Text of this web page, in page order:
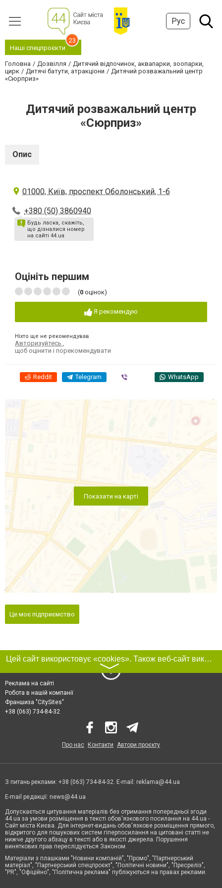
Рус
Наші спецпроєкти
23
Головна Дозвілля
Дитячий відпочинок, аквапарки, зоопарки,
цирк
Дитячі батути, атракціони
Дитячий розважальний центр
«Сюрприз»
Дитячий розважальний центр
«Сюрприз»
Опис
01000, Київ, проспект Оболонський, 1-б
+380 (50) 3860940
Будь ласка, скажіть,
що дізналися номер
на сайті 44.ua
Оцініть першим
(0 оцінок)
Я рекомендую
Ніхто ще не рекомендував
Авторизуйтесь
щоб оцінити і порекомендувати
Reddit Telegram WhatsApp
Показати на карті
Це моє підприємство
Цей сайт використовує «cookies». Також веб-сайт використовує інтернет-сервіс для збору технічних даних стосовно відвідувачів з метою отримання маркетингової та статистичної інформації. Умови обробки даних відвідувачів сайту див.
〉
Реклама на сайті
Робота в нашій компанії
Франшиза "CitySites"
+38 (063) 734-84-32
Про нас Контакти Автори проєкту
З питань реклами: +38 (063) 734-84-32. E-mail: reklama@44.ua
E-mail редакції: news@44.ua
Допускається цитування матеріалів без отримання попередньої згоди
44.ua за умови розміщення в тексті обов'язкового посилання на 44.ua -
Сайт міста Києва. Для інтернет-видань обов'язкове розміщення прямого,
відкритого для пошукових систем гіперпосилання на цитовані статті не
нижче другого абзацу в тексті або в якості джерела. Порушення
виняткових прав переслідується Законом.
Матеріали з плашками "Новини компаній", "Промо", "Партнерський
матеріал", "Партнерський спецпроєкт", "Політичні новини", "Пресреліз",
"PR", "Офіційно", "Політична реклама" публікуються на правах реклами.